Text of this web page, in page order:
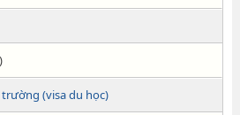
(visa du học)